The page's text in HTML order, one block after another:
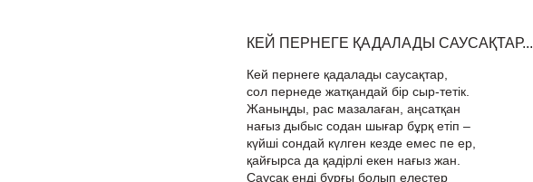
КЕЙ ПЕРНЕГЕ ҚАДАЛАДЫ САУСАҚТАР...
Кей пернеге қадалады саусақтар,
сол пернеде жатқандай бір сыр-тетік.
Жаныңды, рас мазалаған, аңсатқан
нағыз дыбыс содан шығар бұрқ етіп –
күйші сондай күлген кезде емес пе ер,
қайғырса да қадірлі екен нағыз жан.
Саусақ енді бұрғы болып елестер